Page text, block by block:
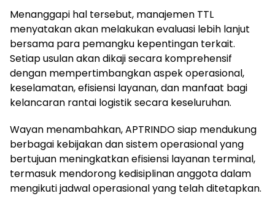
Menanggapi hal tersebut, manajemen TTL
menyatakan akan melakukan evaluasi lebih lanjut
bersama para pemangku kepentingan terkait.
Setiap usulan akan dikaji secara komprehensif
dengan mempertimbangkan aspek operasional,
keselamatan, efisiensi layanan, dan manfaat bagi
kelancaran rantai logistik secara keseluruhan.
Wayan menambahkan, APTRINDO siap mendukung
berbagai kebijakan dan sistem operasional yang
bertujuan meningkatkan efisiensi layanan terminal,
termasuk mendorong kedisiplinan anggota dalam
mengikuti jadwal operasional yang telah ditetapkan.